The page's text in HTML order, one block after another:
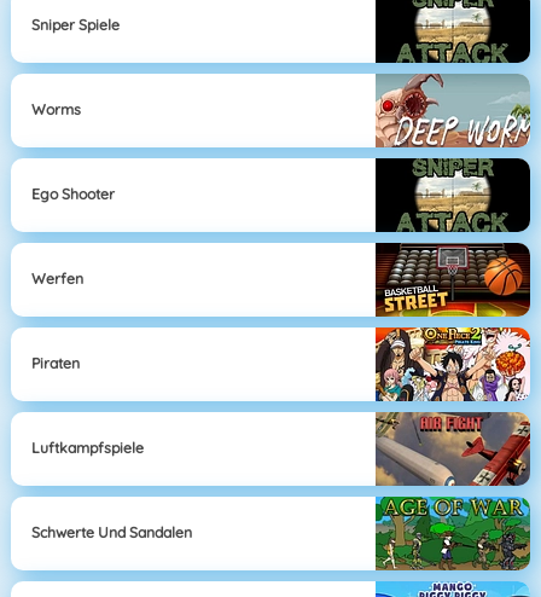
Sniper Spiele
Worms
Ego Shooter
Werfen
Piraten
Luftkampfspiele
Schwerte Und Sandalen